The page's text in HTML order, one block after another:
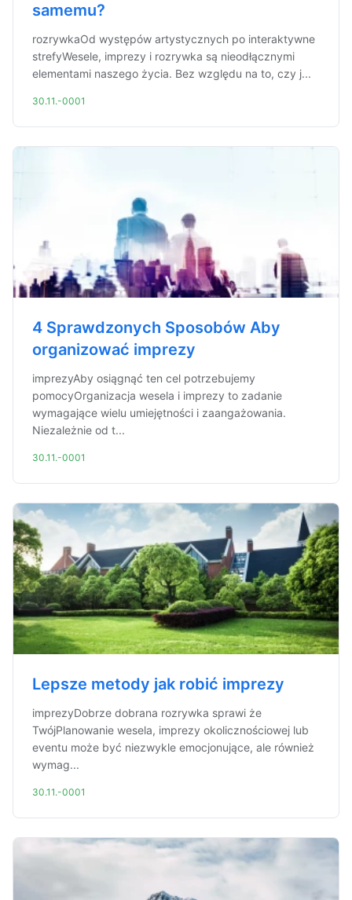
samemu?
rozrywkaOd występów artystycznych po interaktywne
strefyWesele, imprezy i rozrywka są nieodłącznymi
elementami naszego życia. Bez względu na to, czy j...
30.11.-0001
4 Sprawdzonych Sposobów Aby
organizować imprezy
imprezyAby osiągnąć ten cel potrzebujemy
pomocyOrganizacja wesela i imprezy to zadanie
wymagające wielu umiejętności i zaangażowania.
Niezależnie od t...
30.11.-0001
Lepsze metody jak robić imprezy
imprezyDobrze dobrana rozrywka sprawi że
TwójPlanowanie wesela, imprezy okolicznościowej lub
eventu może być niezwykle emocjonujące, ale również
wymag...
30.11.-0001